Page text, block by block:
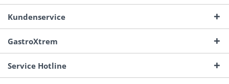
Kundenservice
GastroXtrem
Service Hotline